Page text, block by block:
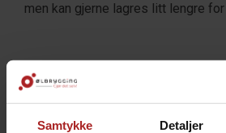
Samtykke Detaljer
men kan gjerne lagres litt lengre